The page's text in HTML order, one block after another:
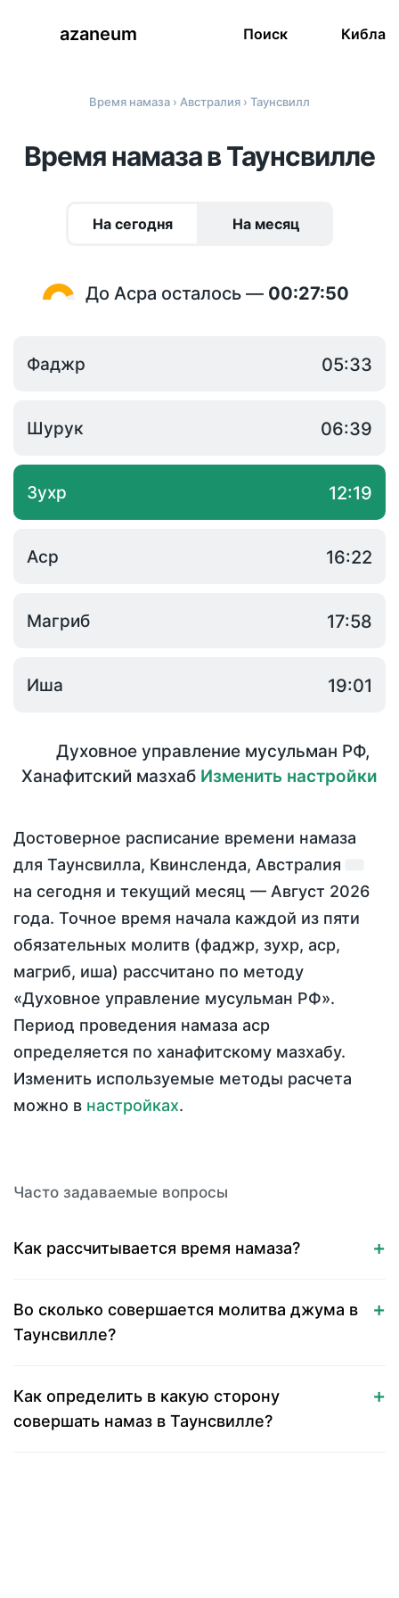
azaneum Поиск Кибла
Время намаза › Австралия › Таунсвилл
Время намаза в Таунсвилле
На сегодня На месяц
До Асра осталось — 00:27:50
Фаджр 05:33
Шурук 06:39
Зухр 12:19
Аср 16:22
Магриб 17:58
Иша 19:01
Духовное управление мусульман РФ,
Ханафитский мазхаб Изменить настройки
Достоверное расписание времени намаза
для Таунсвилла, Квинсленда, Австралия
на сегодня и текущий месяц — Август 2026
года. Точное время начала каждой из пяти
обязательных молитв (фаджр, зухр, аср,
магриб, иша) рассчитано по методу
«Духовное управление мусульман РФ».
Период проведения намаза аср
определяется по ханафитскому мазхабу.
Изменить используемые методы расчета
можно в настройках.
Часто задаваемые вопросы
Как рассчитывается время намаза?
Во сколько совершается молитва джума в
Таунсвилле?
Как определить в какую сторону
совершать намаз в Таунсвилле?